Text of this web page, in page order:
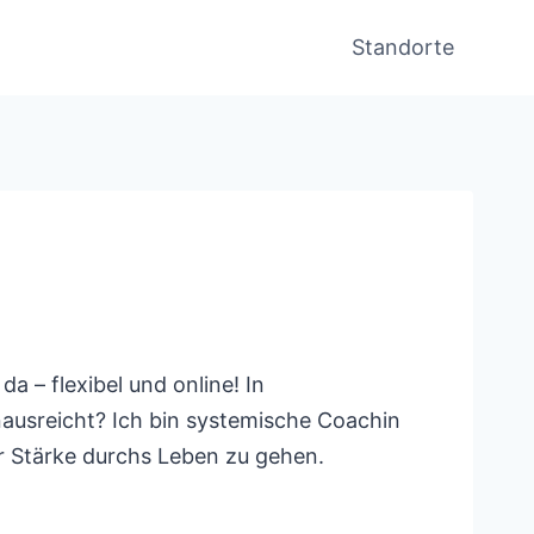
Standorte
– flexibel und online! In
Ich bin systemische Coachin
durchs Leben zu gehen.